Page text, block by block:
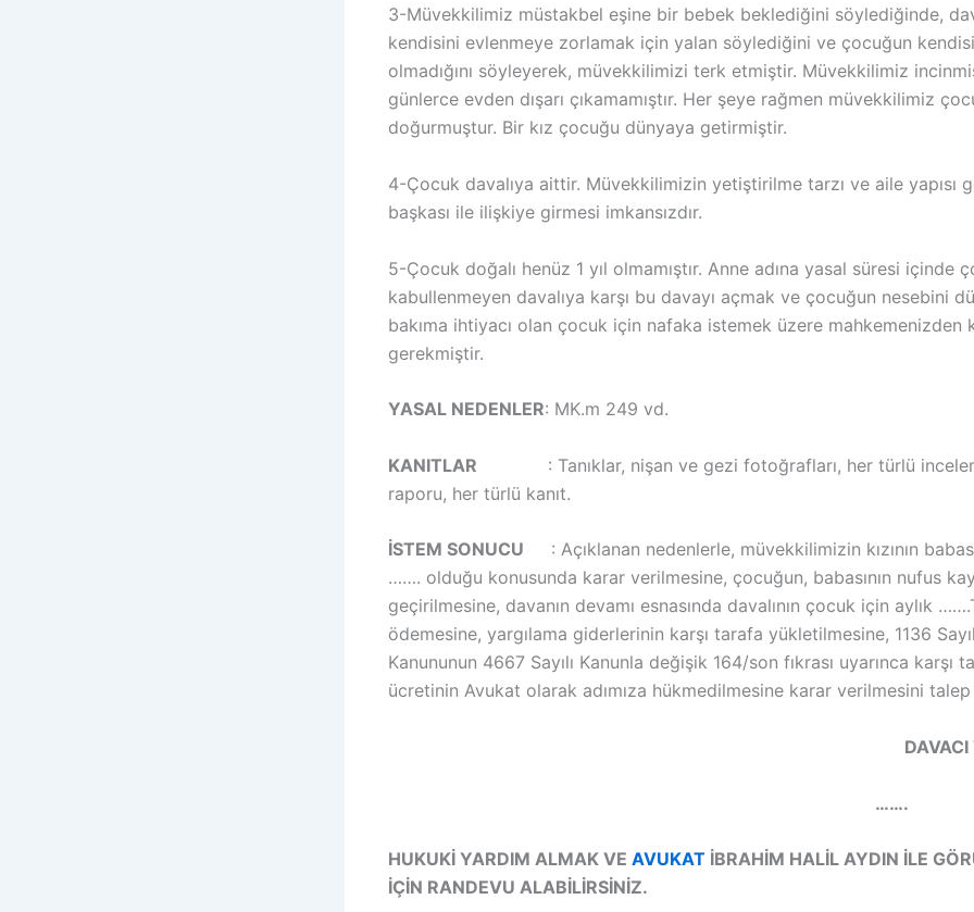
3-Müvekkilimiz müstakbel eşine bir bebek beklediğini söylediğinde,
kendisini evlenmeye zorlamak için yalan söylediğini ve çocuğun
olmadığını söyleyerek, müvekkilimizi terk etmiştir. Müvekkilimiz
günlerce evden dışarı çıkamamıştır. Her şeye rağmen müvekkilimiz
doğurmuştur. Bir kız çocuğu dünyaya getirmiştir.
4-Çocuk davalıya aittir. Müvekkilimizin yetiştirilme tarzı ve aile yapısı
başkası ile ilişkiye girmesi imkansızdır.
5-Çocuk doğalı henüz 1 yıl olmamıştır. Anne adına yasal süresi içinde
kabullenmeyen davalıya karşı bu davayı açmak ve çocuğun nesebini
bakıma ihtiyacı olan çocuk için nafaka istemek üzere mahkemenizden
gerekmiştir.
YASAL NEDENLER: MK.m 249 vd.
KANITLAR : Tanıklar, nişan ve gezi fotoğrafları, her türlü
raporu, her türlü kanıt.
İSTEM SONUCU : Açıklanan nedenlerle, müvekkilimizin kızının
……. olduğu konusunda karar verilmesine, çocuğun, babasının nufus
geçirilmesine, davanın devamı esnasında davalının çocuk için aylık
ödemesine, yargılama giderlerinin karşı tarafa yükletilmesine, 1136
Kanununun 4667 Sayılı Kanunla değişik 164/son fıkrası uyarınca karşı
ücretinin Avukat olarak adımıza hükmedilmesine karar verilmesini
DAVACI
…….
HUKUKİ YARDIM ALMAK VE AVUKAT İBRAHİM HALİL AYDIN İLE
İÇİN RANDEVU ALABİLİRSİNİZ.